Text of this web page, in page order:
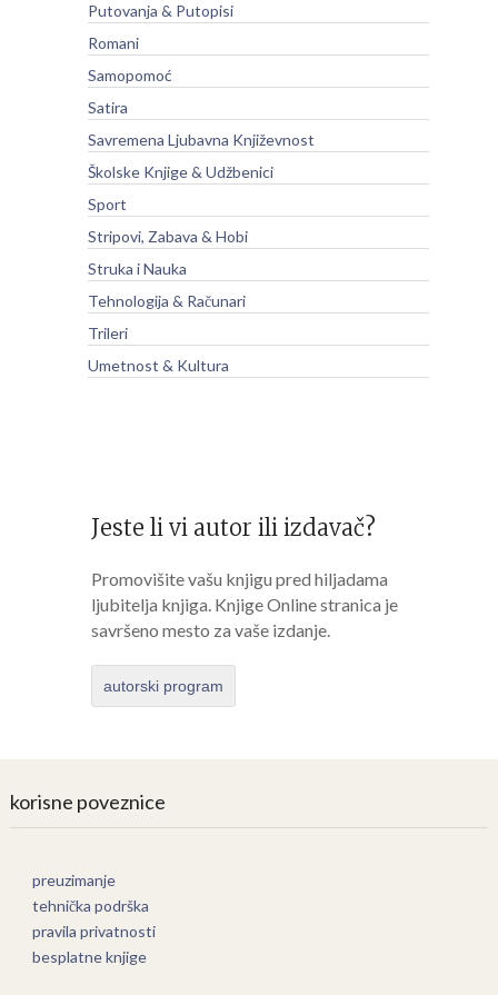
Putovanja & Putopisi
Romani
Samopomoć
Satira
Savremena Ljubavna Književnost
Školske Knjige & Udžbenici
Sport
Stripovi, Zabava & Hobi
Struka i Nauka
Tehnologija & Računari
Trileri
Umetnost & Kultura
Jeste li vi autor ili izdavač?
Promovišite vašu knjigu pred hiljadama
ljubitelja knjiga. Knjige Online stranica je
savršeno mesto za vaše izdanje.
autorski program
korisne poveznice
preuzimanje
tehnička podrška
pravila privatnosti
besplatne knjige